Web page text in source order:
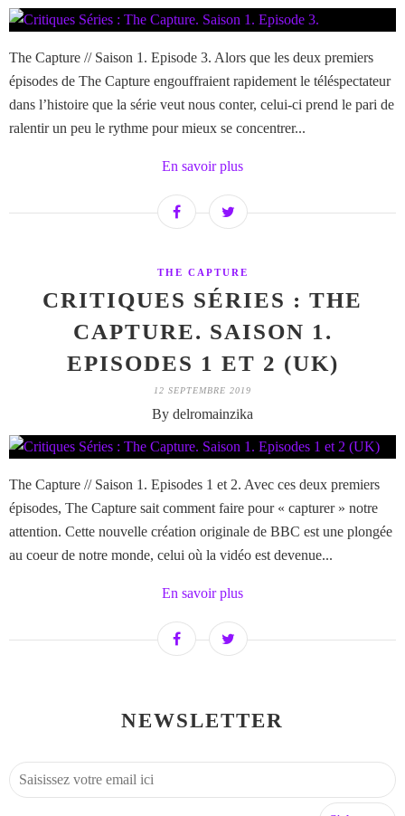
The Capture // Saison 1. Episode 3. Alors que les deux premiers
épisodes de The Capture engouffraient rapidement le téléspectateur
dans l’histoire que la série veut nous conter, celui-ci prend le pari de
ralentir un peu le rythme pour mieux se concentrer...
En savoir plus
THE CAPTURE
CRITIQUES SÉRIES : THE
CAPTURE. SAISON 1.
EPISODES 1 ET 2 (UK)
12 SEPTEMBRE 2019
By delromainzika
The Capture // Saison 1. Episodes 1 et 2. Avec ces deux premiers
épisodes, The Capture sait comment faire pour « capturer » notre
attention. Cette nouvelle création originale de BBC est une plongée
au coeur de notre monde, celui où la vidéo est devenue...
En savoir plus
NEWSLETTER